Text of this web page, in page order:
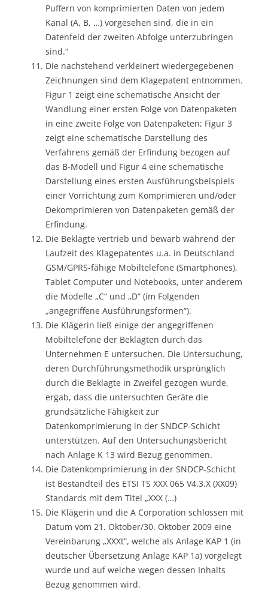
Puffern von komprimierten Daten von jedem
Kanal (A, B, …) vorgesehen sind, die in ein
Datenfeld der zweiten Abfolge unterzubringen
sind.“
Die nachstehend verkleinert wiedergegebenen
Zeichnungen sind dem Klagepatent entnommen.
Figur 1 zeigt eine schematische Ansicht der
Wandlung einer ersten Folge von Datenpaketen
in eine zweite Folge von Datenpaketen; Figur 3
zeigt eine schematische Darstellung des
Verfahrens gemäß der Erfindung bezogen auf
das B-Modell und Figur 4 eine schematische
Darstellung eines ersten Ausführungsbeispiels
einer Vorrichtung zum Komprimieren und/oder
Dekomprimieren von Datenpaketen gemäß der
Erfindung.
Die Beklagte vertrieb und bewarb während der
Laufzeit des Klagepatentes u.a. in Deutschland
GSM/GPRS-fähige Mobiltelefone (Smartphones),
Tablet Computer und Notebooks, unter anderem
die Modelle „C“ und „D“ (im Folgenden
„angegriffene Ausführungsformen“).
Die Klägerin ließ einige der angegriffenen
Mobiltelefone der Beklagten durch das
Unternehmen E untersuchen. Die Untersuchung,
deren Durchführungsmethodik ursprünglich
durch die Beklagte in Zweifel gezogen wurde,
ergab, dass die untersuchten Geräte die
grundsätzliche Fähigkeit zur
Datenkomprimierung in der SNDCP-Schicht
unterstützen. Auf den Untersuchungsbericht
nach Anlage K 13 wird Bezug genommen.
Die Datenkomprimierung in der SNDCP-Schicht
ist Bestandteil des ETSI TS XXX 065 V4.3.X (XX09)
Standards mit dem Titel „XXX (…)
Die Klägerin und die A Corporation schlossen mit
Datum vom 21. Oktober/30. Oktober 2009 eine
Vereinbarung „XXXt“, welche als Anlage KAP 1 (in
deutscher Übersetzung Anlage KAP 1a) vorgelegt
wurde und auf welche wegen dessen Inhalts
Bezug genommen wird.